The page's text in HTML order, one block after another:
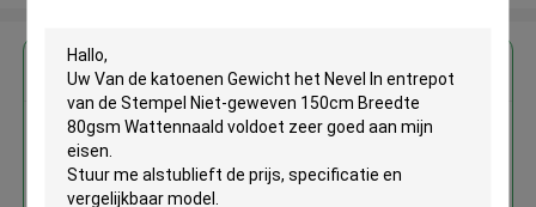
Krijg de beste prijs voor
Van de katoenen Gewicht het
Nevel In entrepot van de Stempel
Niet-geweven 150cm Breedte